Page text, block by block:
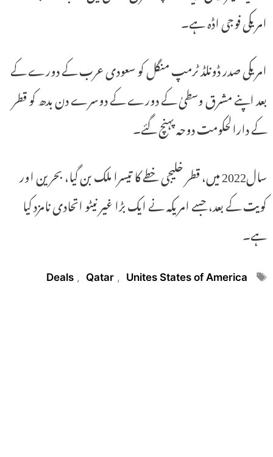
امریکی فوجی اڈہ ہے۔
امریکی صدر ڈونلڈ ٹرمپ منگل کو سعودی عرب کے دورے کے
بعد اپنے مشرق وسطیٰ کے دورے کے دوسرے دن بدھ کو قطر
کے دارالحکومت دوحہ پہنچ گئے۔
سال2022 میں، قطر خلیجی خطے کا تیسرا ملک بن گیا، بحرین اور
کویت کے بعد، جسے امریکہ نے ایک بڑا غیر نیٹو اتحادی نامزد کیا
ہے۔
Tags
Deals , Qatar , Unites States of America